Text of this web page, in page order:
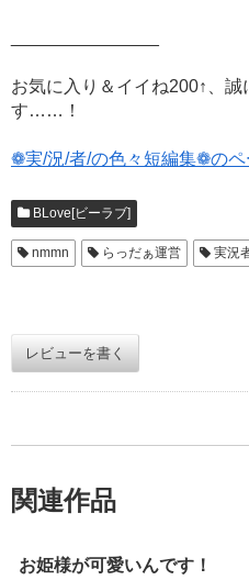
お気に入り＆イイね200↑、誠
す……！
❁実/況/者/の色々短編集❁のペ
BLove[ビーラブ]
nmmn らっだぁ運営 実況
レビューを書く
関連作品
お姫様が可愛いんです！